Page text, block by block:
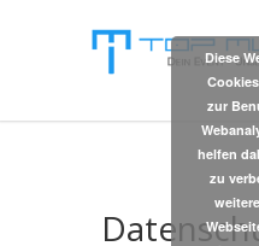
Diese
zur
helfen
zu